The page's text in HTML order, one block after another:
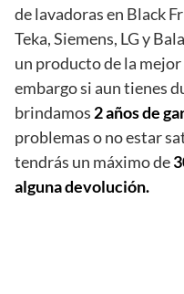
de lavadoras en Black
Teka, Siemens, LG y
un producto de la
embargo si aun tienes
brindamos 2 años de
problemas o no estar
tendrás un máximo de
alguna devolución.